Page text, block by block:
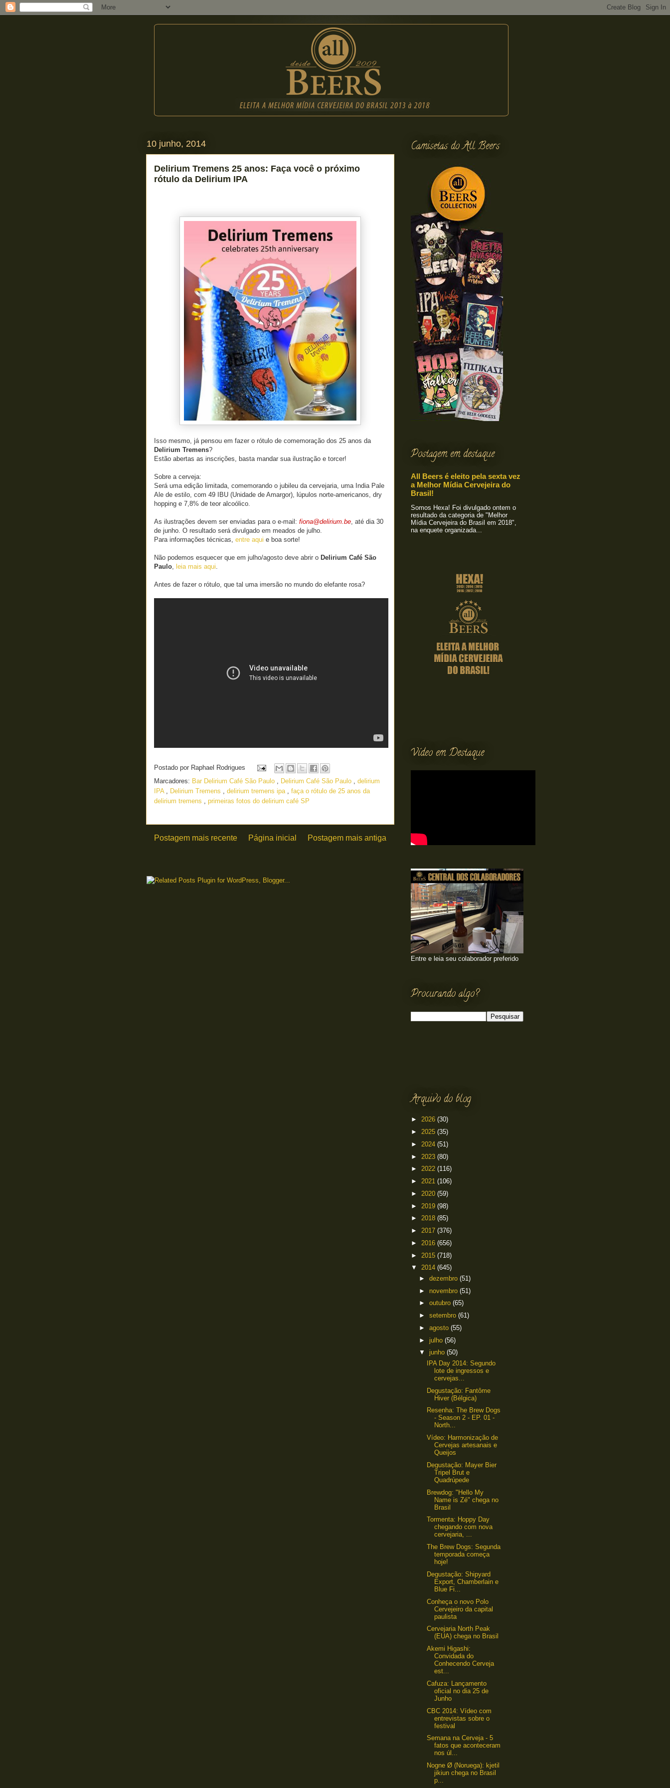
10 junho, 2014
Delirium Tremens 25 anos: Faça você o próximo
rótulo da Delirium IPA
Isso mesmo, já pensou em fazer o rótulo de comemoração dos 25 anos da
Delirium Tremens?
Estão abertas as inscrições, basta mandar sua ilustração e torcer!
Sobre a cerveja:
Será uma edição limitada, comemorando o jubileu da cervejaria, uma India Pale
Ale de estilo, com 49 IBU (Unidade de Amargor), lúpulos norte-americanos, dry
hopping e 7,8% de teor alcoólico.
As ilustrações devem ser enviadas para o e-mail: fiona@delirium.be, até dia 30
de junho. O resultado será divulgado em meados de julho.
Para informações técnicas, entre aqui e boa sorte!
Não podemos esquecer que em julho/agosto deve abrir o Delirium Café São
Paulo, leia mais aqui.
Antes de fazer o rótulo, que tal uma imersão no mundo do elefante rosa?
Postado por Raphael Rodrigues
Marcadores: Bar Delirium Café São Paulo , Delirium Café São Paulo , delirium
IPA , Delirium Tremens , delirium tremens ipa , faça o rótulo de 25 anos da
delirium tremens , primeiras fotos do delirium café SP
Postagem mais recente Postagem mais antiga
Página inicial
Camisetas do All Beers
Postagem em destaque
All Beers é eleito pela sexta vez
a Melhor Mídia Cervejeira do
Brasil!
Somos Hexa! Foi divulgado ontem o
resultado da categoria de "Melhor
Mídia Cervejeira do Brasil em 2018",
na enquete organizada...
Vídeo em Destaque
Entre e leia seu colaborador preferido
Procurando algo?
Arquivo do blog
► 2026 (30)
► 2025 (35)
► 2024 (51)
► 2023 (80)
► 2022 (116)
► 2021 (106)
► 2020 (59)
► 2019 (98)
► 2018 (85)
► 2017 (376)
► 2016 (656)
► 2015 (718)
▼ 2014 (645)
► dezembro (51)
► novembro (51)
► outubro (65)
► setembro (61)
► agosto (55)
► julho (56)
▼ junho (50)
IPA Day 2014: Segundo
lote de ingressos e
cervejas...
Degustação: Fantôme
Hiver (Bélgica)
Resenha: The Brew Dogs
- Season 2 - EP. 01 -
North...
Vídeo: Harmonização de
Cervejas artesanais e
Queijos
Degustação: Mayer Bier
Tripel Brut e
Quadrúpede
Brewdog: "Hello My
Name is Zé" chega no
Brasil
Tormenta: Hoppy Day
chegando com nova
cervejaria, ...
The Brew Dogs: Segunda
temporada começa
hoje!
Degustação: Shipyard
Export, Chamberlain e
Blue Fi...
Conheça o novo Polo
Cervejeiro da capital
paulista
Cervejaria North Peak
(EUA) chega no Brasil
Akemi Higashi:
Convidada do
Conhecendo Cerveja
est...
Cafuza: Lançamento
oficial no dia 25 de
Junho
CBC 2014: Vídeo com
entrevistas sobre o
festival
Semana na Cerveja - 5
fatos que aconteceram
nos úl...
Nogne Ø (Noruega): kjetil
jikiun chega no Brasil
p...